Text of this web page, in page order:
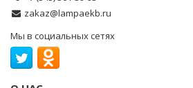
zakaz@lampaekb.ru
Мы в социальных сетях